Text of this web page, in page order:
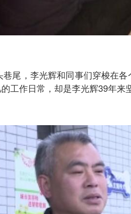
尾，李光辉和同事们穿梭在
工作日常，却是李光辉39年来